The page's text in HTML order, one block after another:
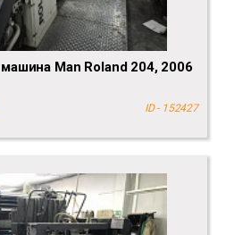
Man Roland 204, 2006
ID - 152427